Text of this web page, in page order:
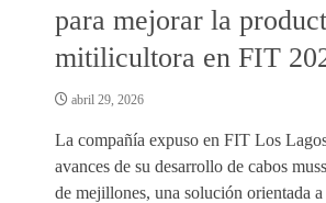
para mejorar la
mitilicultora en FIT
abril 29, 2026
La compañía expuso en FIT Los
avances de su desarrollo de cabos
de mejillones, una solución orientada